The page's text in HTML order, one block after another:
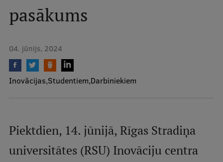
Darba devējiem
Kontakti
Vakances
izvēlne
Pamatstudiju programmas
pasākums
04. jūnijs, 2024
Inovācijas Studentiem Darbiniekiem
Piektdien, 14. jūnijā, Rīgas Stradiņa
universitātes (RSU) Inovāciju centra